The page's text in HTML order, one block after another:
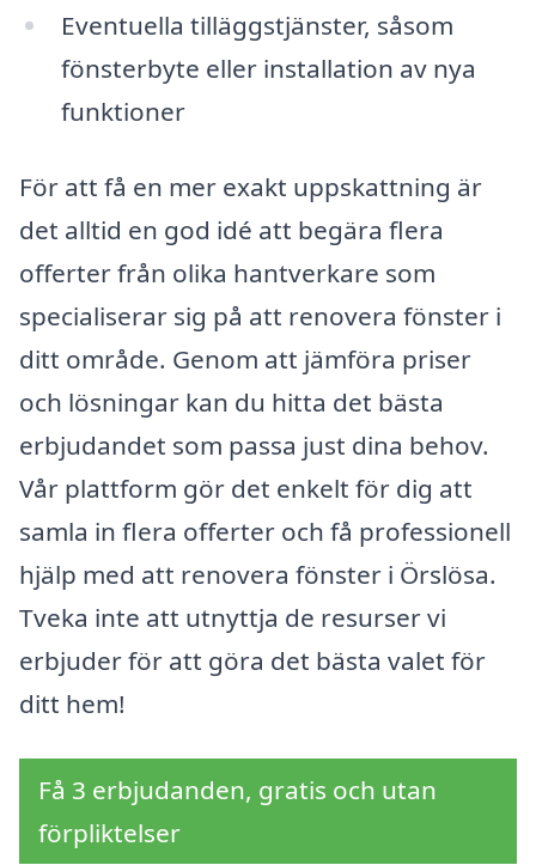
Eventuella tilläggstjänster, såsom
fönsterbyte eller installation av nya
funktioner
För att få en mer exakt uppskattning är
det alltid en god idé att begära flera
offerter från olika hantverkare som
specialiserar sig på att renovera fönster i
ditt område. Genom att jämföra priser
och lösningar kan du hitta det bästa
erbjudandet som passa just dina behov.
Vår plattform gör det enkelt för dig att
samla in flera offerter och få professionell
hjälp med att renovera fönster i Örslösa.
Tveka inte att utnyttja de resurser vi
erbjuder för att göra det bästa valet för
ditt hem!
Få 3 erbjudanden, gratis och utan
förpliktelser